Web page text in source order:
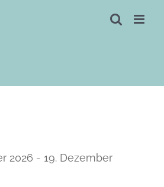
2026 - 19. Dezember